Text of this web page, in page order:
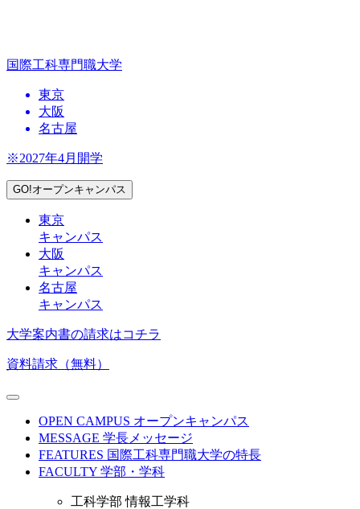
国際工科専門職大学
東京
大阪
名古屋
※2027年4月開学
GO!オープンキャンパス
東京
キャンパス
大阪
キャンパス
名古屋
キャンパス
大学案内書の請求はコチラ
資料請求（無料）
OPEN CAMPUS オープンキャンパス
MESSAGE 学長メッセージ
FEATURES 国際工科専門職大学の特長
FACULTY 学部・学科
工科学部 情報工学科